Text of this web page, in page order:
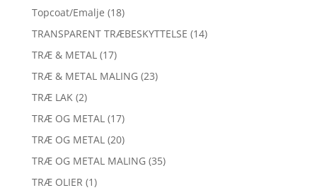
Topcoat/Emalje (18)
TRANSPARENT TRÆBESKYTTELSE (14)
TRÆ & METAL (17)
TRÆ & METAL MALING (23)
TRÆ LAK (2)
TRÆ OG METAL (17)
TRÆ OG METAL (20)
TRÆ OG METAL MALING (35)
TRÆ OLIER (1)